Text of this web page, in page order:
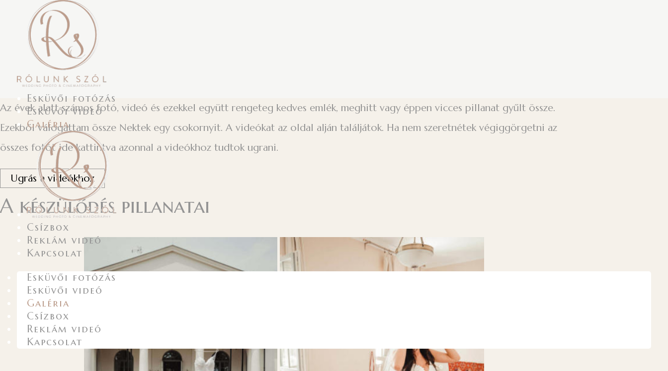
Esküvői fotózás
Esküvői videó
Galéria
Csízbox
Reklám videó
Kapcsolat
Esküvői fotózás
Esküvői videó
Galéria
Csízbox
Reklám videó
Kapcsolat
Az évek alatt számos fotó, videó és ezekkel együtt rengeteg kedves emlék, meghitt vagy éppen vicces pillanat gyűlt össze.
Ezekből válogattam össze Nektek egy csokornyit. A videókat az oldal alján találjátok. Ha nem szeretnétek végiggörgetni az
összes fotót ide kattintva azonnal a videókhoz tudtok ugrani.
Ugrás a videókhoz
A készülődés pillanatai